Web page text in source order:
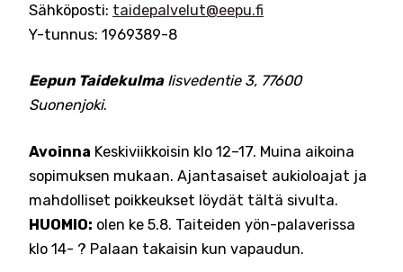
Sähköposti: taidepalvelut@eepu.fi
Y-tunnus: 1969389-8
Eepun Taidekulma Iisvedentie 3, 77600
Suonenjoki.
Avoinna Keskiviikkoisin klo 12–17. Muina aikoina
sopimuksen mukaan. Ajantasaiset aukioloajat ja
mahdolliset poikkeukset löydät tältä sivulta.
HUOMIO: olen ke 5.8. Taiteiden yön-palaverissa
klo 14- ? Palaan takaisin kun vapaudun.